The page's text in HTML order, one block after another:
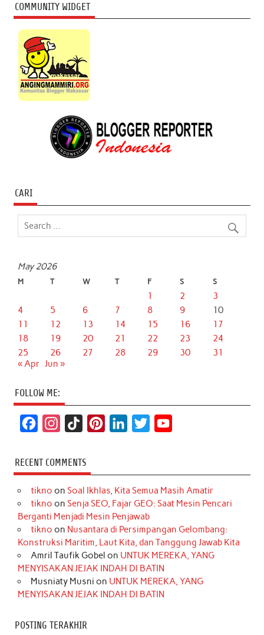
COMMUNITY WIDGET
CARI
May 2026
M T W T F S S
1 2
3
4
5 6 7 8 9
10
11
12 13 14 15 16
17
18
19 20 21 22 23
24
25
26 27 28 29 30
31
« Apr Jun »
FOLLOW ME:
c
e
b
o
k
s
t
a
r
a
m
k
T
o
k
t
e
r
e
s
t
k
e
d
I
n
t
t
r
T
u
e
RECENT COMMENTS
tikno on Soal Ikhlas, Kita Semua Masih Amatir
tikno on Senja SEO, Fajar GEO: Saat Mesin Pencari
Berganti Menjadi Mesin Penjawab
tikno on Nusantara di Persimpangan Gelombang:
Konstruksi Maritim, Laut Kita, dan Tanggung Jawab Kita
Amril Taufik Gobel on UNTUK MEREKA, YANG
MENYISAKAN JEJAK INDAH DI BATIN
Musniaty Musni on UNTUK MEREKA, YANG
MENYISAKAN JEJAK INDAH DI BATIN
POSTING TERAKHIR